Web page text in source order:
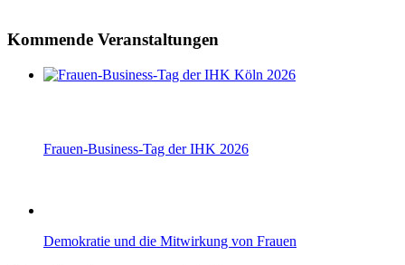
Kommende Veranstaltungen
Frauen-Business-Tag der IHK 2026
Demokratie und die Mitwirkung von Frauen